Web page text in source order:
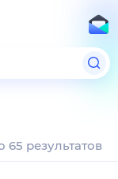
65 результатов